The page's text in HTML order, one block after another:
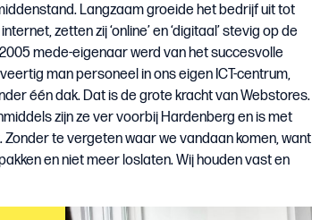
Langzaam groeide het bedrijf uit tot
zetten zij ‘online’ en ‘digitaal’ stevig op de
mede-eigenaar werd van het succesvolle
man personeel in ons eigen ICT-centrum,
één dak. Dat is de grote kracht van Webstores.
zijn ze ver voorbij Hardenberg en is met
te vergeten waar we vandaan komen, want
en niet meer loslaten. Wij houden vast en